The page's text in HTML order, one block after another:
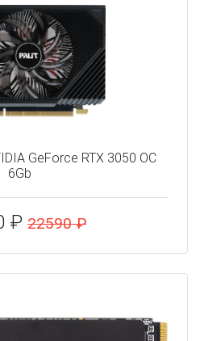
GeForce RTX 3050 OC
6Gb
₽ 22590 ₽